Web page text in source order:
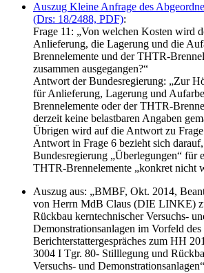
Auszug Kleine Anfrage des
(Drs: 18/2488, PDF):
Frage 11: „Von welchen Kosten wird
Anlieferung, die Lagerung und die
Brennelemente und der THTR-
zusammen ausgegangen?“
Antwort der Bundesregierung: „Zur
für Anlieferung, Lagerung und
Brennelemente oder der THTR-
derzeit keine belastbaren Angaben
Übrigen wird auf die Antwort zu
Antwort in Frage 6 bezieht sich darauf,
Bundesregierung „Überlegungen“ für
THTR-Brennelemente „konkret nicht
Auszug aus: „BMBF, Okt. 2014,
von Herrn MdB Claus (DIE LINKE)
Rückbau kerntechnischer Versuchs-
Demonstrationsanlagen im Vorfeld des
Berichterstattergespräches zum HH
3004 I Tgr. 80- Stilllegung und
Versuchs- und Demonstrationsanlagen“